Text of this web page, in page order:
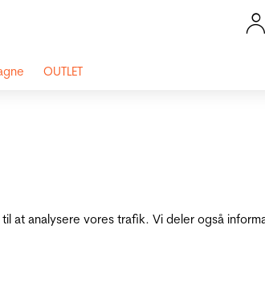
at analysere vores trafik. Vi deler også
OUTLET